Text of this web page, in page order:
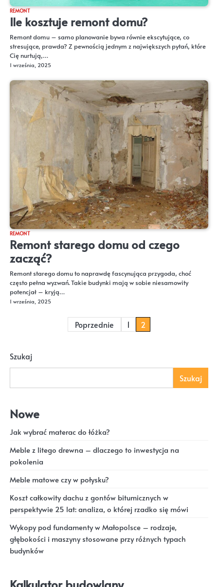
REMONT
Ile kosztuje remont domu?
Remont domu – samo planowanie bywa równie ekscytujące, co
stresujące, prawda? Z pewnością jednym z największych pytań, które
Cię nurtują,…
1 września, 2025
REMONT
Remont starego domu od czego
zacząć?
Remont starego domu to naprawdę fascynująca przygoda, choć
często pełna wyzwań. Takie budynki mają w sobie niesamowity
potencjał – kryją…
1 września, 2025
StronicowaniePoprzednie 1 2
Szukaj
Szukaj
Nowe
Jak wybrać materac do łóżka?
Meble z litego drewna – dlaczego to inwestycja na
pokolenia
Meble matowe czy w połysku?
Koszt całkowity dachu z gontów bitumicznych w
perspektywie 25 lat: analiza, o której rzadko się mówi
Wykopy pod fundamenty w Małopolsce – rodzaje,
głębokości i maszyny stosowane przy różnych typach
budynków